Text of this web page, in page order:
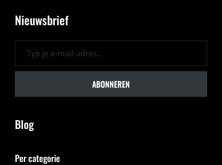
Nieuwsbrief
Typ je e-mail-adres...
ABONNEREN
Blog
Per categorie